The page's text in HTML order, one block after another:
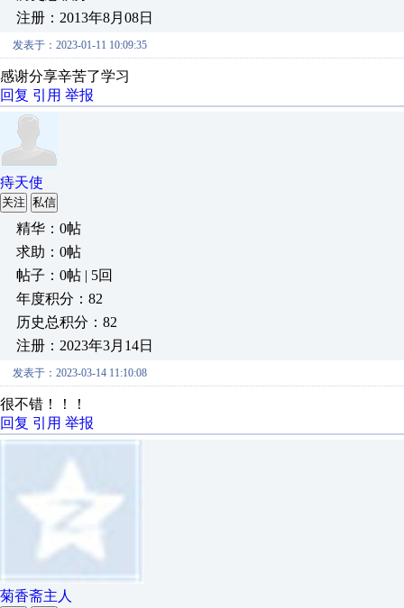
注册：2013年8月08日
发表于：2023-01-11 10:09:35
感谢分享辛苦了学习
回复 引用 举报
痔天使
关注 私信
精华：0帖
求助：0帖
帖子：0帖 | 5回
年度积分：82
历史总积分：82
注册：2023年3月14日
发表于：2023-03-14 11:10:08
很不错！！！
回复 引用 举报
菊香斋主人